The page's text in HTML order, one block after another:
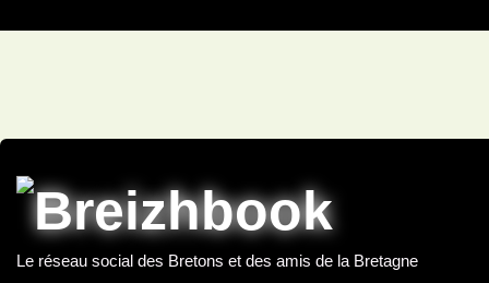
Le réseau social des Bretons et des amis de la Bretagne